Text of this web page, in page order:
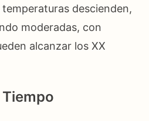
descienden,
moderadas, con
alcanzar los XX